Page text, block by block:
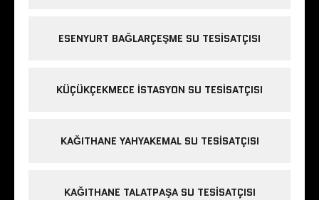
ESENYURT BAĞLARÇEŞME SU TESISATÇISI
KÜÇÜKÇEKMECE ISTASYON SU TESISATÇISI
KAĞITHANE YAHYAKEMAL SU TESISATÇISI
KAĞITHANE TALATPAŞA SU TESISATÇISI